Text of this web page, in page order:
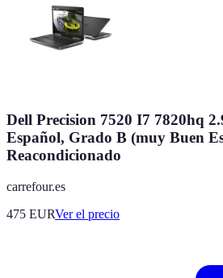
Dell Precision 7520 I7 7820hq
Español, Grado B (muy Buen
Reacondicionado
carrefour.es
475 EURVer el precio